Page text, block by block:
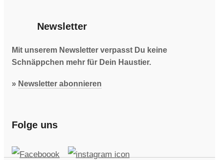
Newsletter
Mit unserem Newsletter verpasst Du keine
Schnäppchen mehr für Dein Haustier.
» Newsletter abonnieren
Folge uns